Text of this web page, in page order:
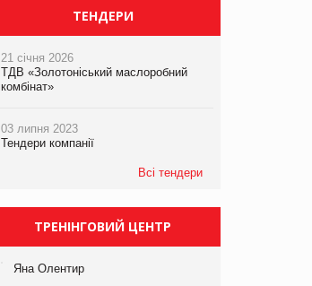
виробництва
компанії «УкраМарин»
ТЕНДЕРИ
21 січня 2026
ТДВ «Золотоніський маслоробний
комбінат»
03 липня 2023
Тендери компанії
Всі тендери
ТРЕНІНГОВИЙ ЦЕНТР
Яна Олентир